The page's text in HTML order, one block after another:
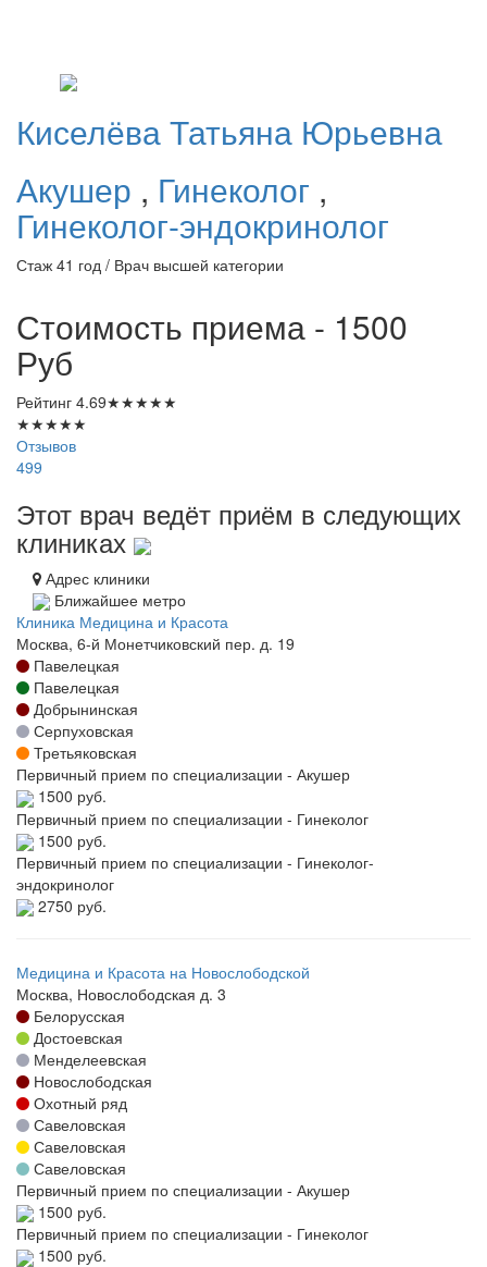
КиселёваТатьяна Юрьевна
Акушер , Гинеколог ,
Гинеколог-эндокринолог
Стаж 41 год / Врач высшей категории
Стоимость приема - 1500
Руб
Рейтинг 4.69★★★★★
★★★★★
Отзывов
499
Этот врач ведёт приём в следующих
клиниках
Адрес клиники
Ближайшее метро
Клиника Медицина и Красота
Москва, 6-й Монетчиковский пер. д. 19
Павелецкая
Павелецкая
Добрынинская
Серпуховская
Третьяковская
Первичный прием по специализации - Акушер
1500 руб.
Первичный прием по специализации - Гинеколог
1500 руб.
Первичный прием по специализации - Гинеколог-
эндокринолог
2750 руб.
Медицина и Красота на Новослободской
Москва, Новослободская д. 3
Белорусская
Достоевская
Менделеевская
Новослободская
Охотный ряд
Савеловская
Савеловская
Савеловская
Первичный прием по специализации - Акушер
1500 руб.
Первичный прием по специализации - Гинеколог
1500 руб.